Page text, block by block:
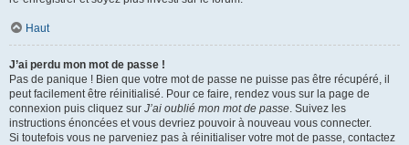
Haut
J’ai perdu mon mot de passe !
Pas de panique ! Bien que votre mot de passe ne puisse pas être récupéré, il
peut facilement être réinitialisé. Pour ce faire, rendez vous sur la page de
connexion puis cliquez sur J’ai oublié mon mot de passe. Suivez les
instructions énoncées et vous devriez pouvoir à nouveau vous connecter.
Si toutefois vous ne parveniez pas à réinitialiser votre mot de passe, contactez